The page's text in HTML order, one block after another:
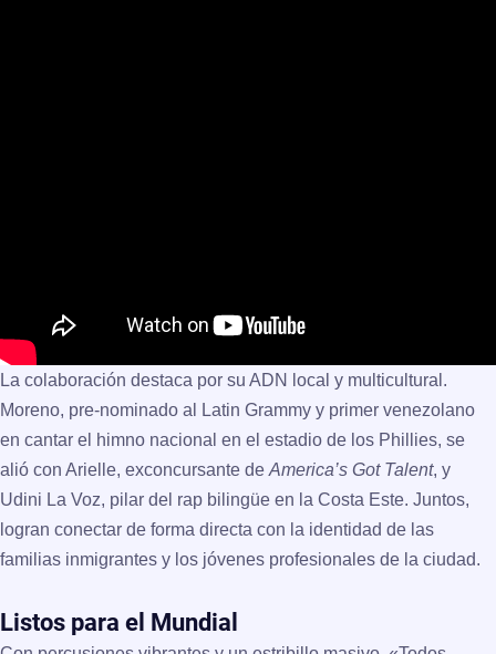
La colaboración destaca por su ADN local y multicultural.
Moreno, pre-nominado al Latin Grammy y primer venezolano
en cantar el himno nacional en el estadio de los Phillies, se
alió con Arielle, exconcursante de America’s Got Talent, y
Udini La Voz, pilar del rap bilingüe en la Costa Este. Juntos,
logran conectar de forma directa con la identidad de las
familias inmigrantes y los jóvenes profesionales de la ciudad.
Listos para el Mundial